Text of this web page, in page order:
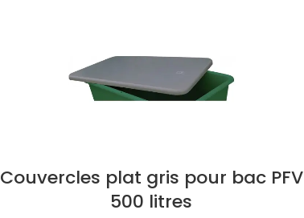
Couvercles plat gris pour bac PFV
500 litres